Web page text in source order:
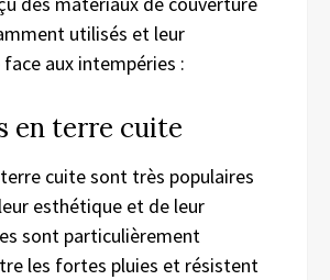
utilisés et leur
aux intempéries :
en terre cuite
cuite sont très populaires
esthétique et de leur
sont particulièrement
les fortes pluies et résistent